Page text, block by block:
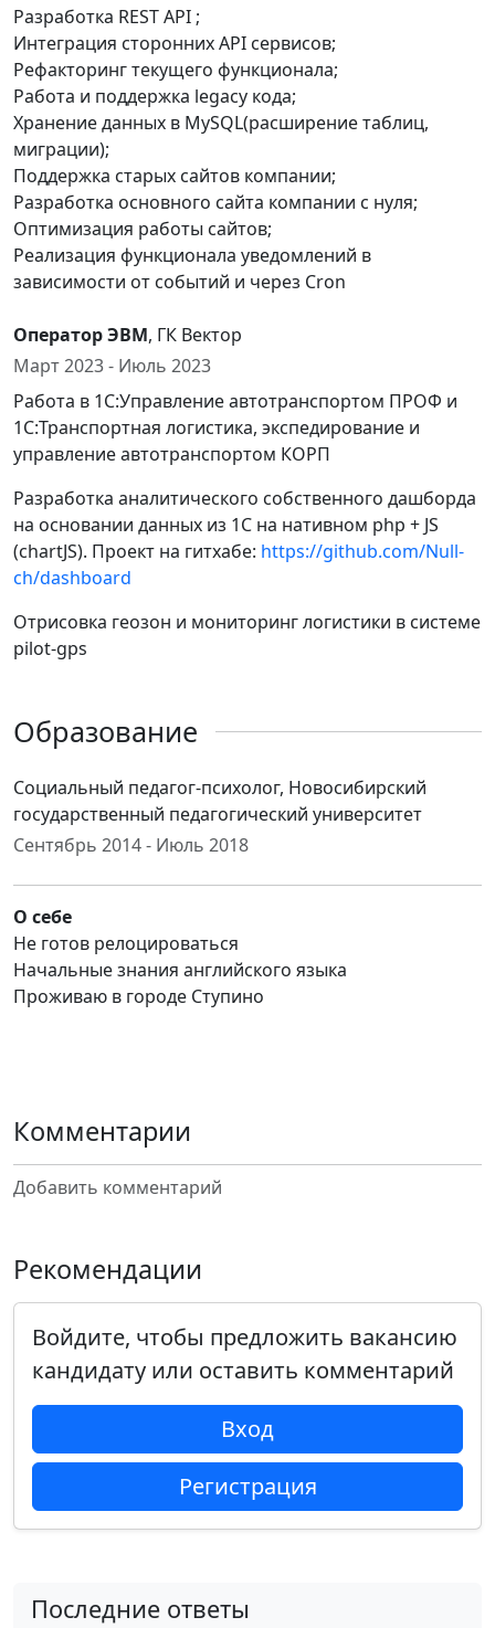
Разработка REST API ;
Интеграция сторонних API сервисов;
Рефакторинг текущего функционала;
Работа и поддержка legacy кода;
Хранение данных в MySQL(расширение таблиц,
миграции);
Поддержка старых сайтов компании;
Разработка основного сайта компании с нуля;
Оптимизация работы сайтов;
Реализация функционала уведомлений в
зависимости от событий и через Cron
Оператор ЭВМ, ГК Вектор
Март 2023 - Июль 2023
Работа в 1С:Управление автотранспортом ПРОФ и
1С:Транспортная логистика, экспедирование и
управление автотранспортом КОРП
Разработка аналитического собственного дашборда
на основании данных из 1С на нативном php + JS
(chartJS). Проект на гитхабе: https://github.com/Null-
ch/dashboard
Отрисовка геозон и мониторинг логистики в системе
pilot-gps
Образование
Социальный педагог-психолог, Новосибирский
государственный педагогический университет
Сентябрь 2014 - Июль 2018
О себе
Не готов релоцироваться
Начальные знания английского языка
Проживаю в городе Ступино
Комментарии
Добавить комментарий
Рекомендации
Войдите, чтобы предложить вакансию
кандидату или оставить комментарий
Вход
Регистрация
Последние ответы